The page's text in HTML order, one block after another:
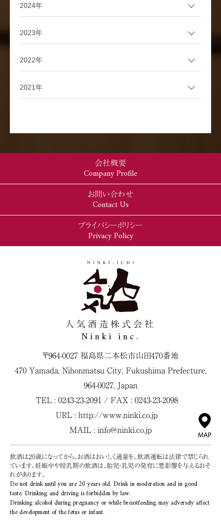
2024年
2023年
2022年
2021年
会社概要
Company Profile
お問い合わせ
Contact Us
プライバシーポリシー
Privacy Policy
人気酒造株式会社
Ninki inc.
〒964-0027 福島県二本松市山田470番地
470 Yamada, Nihonmatsu City, Fukushima Prefecture,
964-0027, Japan
TEL : 0243-23-2091 / FAX : 0243-23-2098
URL : http://www.ninki.co.jp
MAIL : info@ninki.co.jp
飲酒は20歳になってから。お酒はおいしく適量を。飲酒運転は法律で禁じられ
ています。妊娠中や授乳期の飲酒は、胎児・乳児の発育に悪影響を与えるおそ
れがあります。
Do not drink until you are 20 years old. Drink in moderation and in good
taste. Drinking and driving is forbidden by law.
Drinking alcohol during pregnancy or while breastfeeding may adversely affect
the development of the fetus or infant.